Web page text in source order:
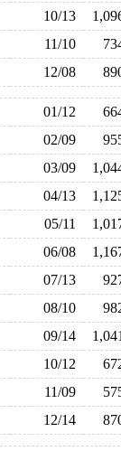
10/13
11/10
12/08
01/12
02/09
03/09
04/13
05/11
06/08
07/13
08/10
09/14
10/12
11/09
12/14